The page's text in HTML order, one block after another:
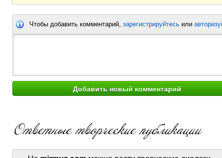
Чтобы добавить комментарий, зарегистрируйтесь или